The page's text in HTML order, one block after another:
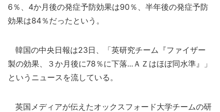
6％、4か月後の発症予防効果は90％、半年後の発症予防
効果は84％だったという。
韓国の中央日報は23日、「英研究チーム『ファイザー
製の効果、３か月後に78％に下落...ＡＺはほぼ同水準』」
というニュースを流している。
英国メディアが伝えたオックスフォード大学チームの研